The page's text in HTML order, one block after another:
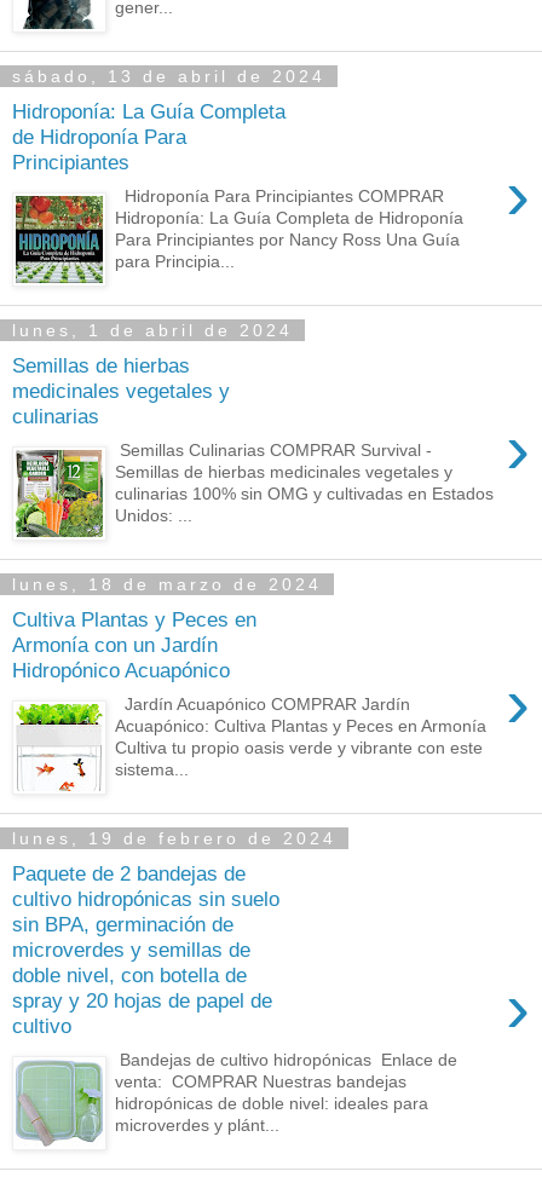
gener...
sábado, 13 de abril de 2024
Hidroponía: La Guía Completa
de Hidroponía Para
Principiantes
›
Hidroponía Para Principiantes COMPRAR
Hidroponía: La Guía Completa de Hidroponía
Para Principiantes por Nancy Ross Una Guía
para Principia...
lunes, 1 de abril de 2024
Semillas de hierbas
medicinales vegetales y
culinarias
›
Semillas Culinarias COMPRAR Survival -
Semillas de hierbas medicinales vegetales y
culinarias 100% sin OMG y cultivadas en Estados
Unidos: ...
lunes, 18 de marzo de 2024
Cultiva Plantas y Peces en
Armonía con un Jardín
Hidropónico Acuapónico
›
Jardín Acuapónico COMPRAR Jardín
Acuapónico: Cultiva Plantas y Peces en Armonía
Cultiva tu propio oasis verde y vibrante con este
sistema...
lunes, 19 de febrero de 2024
Paquete de 2 bandejas de
cultivo hidropónicas sin suelo
sin BPA, germinación de
microverdes y semillas de
doble nivel, con botella de
spray y 20 hojas de papel de
cultivo
›
Bandejas de cultivo hidropónicas Enlace de
venta: COMPRAR Nuestras bandejas
hidropónicas de doble nivel: ideales para
microverdes y plánt...